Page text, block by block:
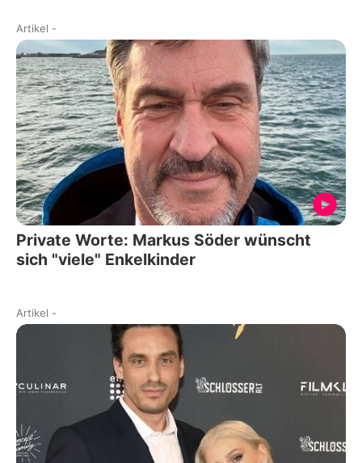
Artikel -
Private Worte: Markus Söder wünscht
sich "viele" Enkelkinder
Artikel -